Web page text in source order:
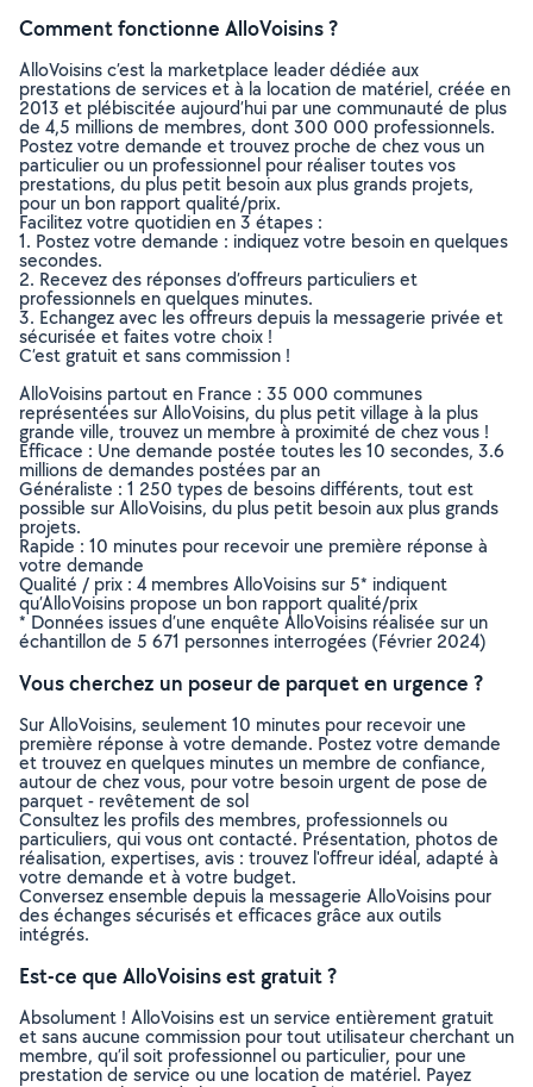
Comment fonctionne AlloVoisins ?
AlloVoisins c’est la marketplace leader dédiée aux
prestations de services et à la location de matériel, créée en
2013 et plébiscitée aujourd’hui par une communauté de plus
de 4,5 millions de membres, dont 300 000 professionnels.
Postez votre demande et trouvez proche de chez vous un
particulier ou un professionnel pour réaliser toutes vos
prestations, du plus petit besoin aux plus grands projets,
pour un bon rapport qualité/prix.
Facilitez votre quotidien en 3 étapes :
1. Postez votre demande : indiquez votre besoin en quelques
secondes.
2. Recevez des réponses d’offreurs particuliers et
professionnels en quelques minutes.
3. Echangez avec les offreurs depuis la messagerie privée et
sécurisée et faites votre choix !
C’est gratuit et sans commission !
AlloVoisins partout en France : 35 000 communes
représentées sur AlloVoisins, du plus petit village à la plus
grande ville, trouvez un membre à proximité de chez vous !
Efficace : Une demande postée toutes les 10 secondes, 3.6
millions de demandes postées par an
Généraliste : 1 250 types de besoins différents, tout est
possible sur AlloVoisins, du plus petit besoin aux plus grands
projets.
Rapide : 10 minutes pour recevoir une première réponse à
votre demande
Qualité / prix : 4 membres AlloVoisins sur 5* indiquent
qu’AlloVoisins propose un bon rapport qualité/prix
* Données issues d’une enquête AlloVoisins réalisée sur un
échantillon de 5 671 personnes interrogées (Février 2024)
Vous cherchez un poseur de parquet en urgence ?
Sur AlloVoisins, seulement 10 minutes pour recevoir une
première réponse à votre demande. Postez votre demande
et trouvez en quelques minutes un membre de confiance,
autour de chez vous, pour votre besoin urgent de pose de
parquet - revêtement de sol
Consultez les profils des membres, professionnels ou
particuliers, qui vous ont contacté. Présentation, photos de
réalisation, expertises, avis : trouvez l'offreur idéal, adapté à
votre demande et à votre budget.
Conversez ensemble depuis la messagerie AlloVoisins pour
des échanges sécurisés et efficaces grâce aux outils
intégrés.
Est-ce que AlloVoisins est gratuit ?
Absolument ! AlloVoisins est un service entièrement gratuit
et sans aucune commission pour tout utilisateur cherchant un
membre, qu’il soit professionnel ou particulier, pour une
prestation de service ou une location de matériel. Payez